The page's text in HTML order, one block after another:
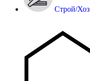
Строй/Хоз